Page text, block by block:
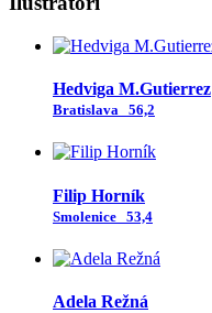
Hedviga M.Gutierrez
Bratislava 56,2
Filip Horník
Smolenice 53,4
Adela Režná